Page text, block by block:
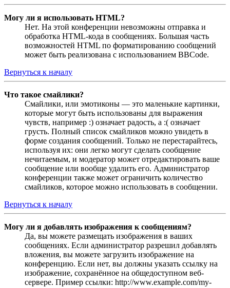
Могу ли я использовать HTML?
Нет. На этой конференции невозможны отправка и
обработка HTML-кода в сообщениях. Большая часть
возможностей HTML по форматированию сообщений
может быть реализована с использованием BBCode.
Вернуться к началу
Что такое смайлики?
Смайлики, или эмотиконы — это маленькие картинки,
которые могут быть использованы для выражения
чувств, например :) означает радость, а :( означает
грусть. Полный список смайликов можно увидеть в
форме создания сообщений. Только не перестарайтесь,
используя их: они легко могут сделать сообщение
нечитаемым, и модератор может отредактировать ваше
сообщение или вообще удалить его. Администратор
конференции также может ограничить количество
смайликов, которое можно использовать в сообщении.
Вернуться к началу
Могу ли я добавлять изображения к сообщениям?
Да, вы можете размещать изображения в ваших
сообщениях. Если администратор разрешил добавлять
вложения, вы можете загрузить изображение на
конференцию. Если нет, вы должны указать ссылку на
изображение, сохранённое на общедоступном веб-
сервере. Пример ссылки: http://www.example.com/my-